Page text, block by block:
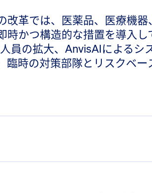
改革では、医薬品、医療機
時かつ構造的な措置を導入し
員の拡大、AnvisAIによるシ
臨時の対策部隊とリスクベ